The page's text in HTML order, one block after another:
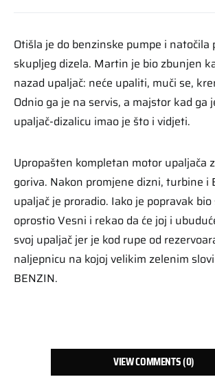
Otišla je do benzinske pumpe i natočila
skupljeg dizela. Martin je bio zbunjen
nazad upaljač: neće upaliti, muči se,
Odnio ga je na servis, a majstor kad ga
upaljač-dizalicu imao je što i vidjeti.
Upropašten kompletan motor upaljača
goriva. Nakon promjene dizni, turbine i
upaljač je proradio. Iako je popravak
oprostio Vesni i rekao da će joj i
svoj upaljač jer je kod rupe od
naljepnicu na kojoj velikim zelenim
BENZIN.
VIEW COMMENTS (0)